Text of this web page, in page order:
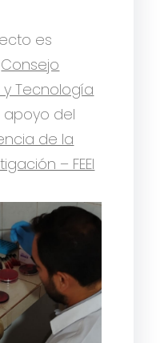
es
Consejo
Tecnología
apoyo del
de la
– FEEI